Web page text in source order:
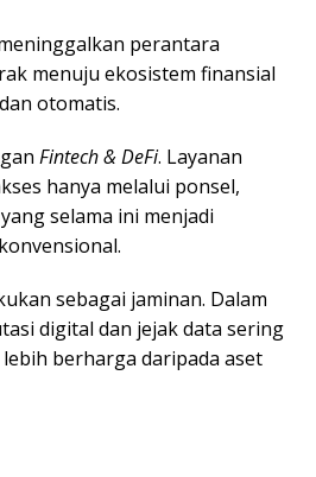
perantara
menuju ekosistem finansial
otomatis.
Fintech & DeFi. Layanan
hanya melalui ponsel,
selama ini menjadi
sebagai jaminan. Dalam
digital dan jejak data sering
berharga daripada aset